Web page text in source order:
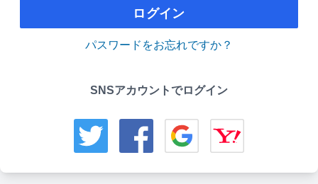
ログイン
パスワードをお忘れですか？
SNSアカウントでログイン